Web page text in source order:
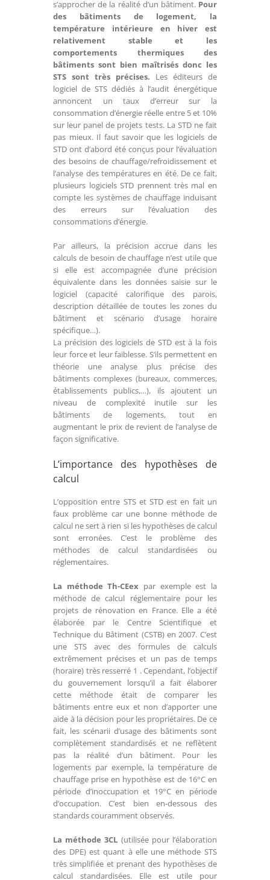
s’approcher de la réalité d’un bâtiment. Pour
des bâtiments de logement, la
température intérieure en hiver est
relativement stable et les
comportements thermiques des
bâtiments sont bien maîtrisés donc les
STS sont très précises. Les éditeurs de
logiciel de STS dédiés à l’audit énergétique
annoncent un taux d’erreur sur la
consommation d’énergie réelle entre 5 et 10%
sur leur panel de projets tests. La STD ne fait
pas mieux. Il faut savoir que les logiciels de
STD ont d’abord été conçus pour l’évaluation
des besoins de chauffage/refroidissement et
l’analyse des températures en été. De ce fait,
plusieurs logiciels STD prennent très mal en
compte les systèmes de chauffage induisant
des erreurs sur l’évaluation des
consommations d’énergie.
Par ailleurs, la précision accrue dans les
calculs de besoin de chauffage n’est utile que
si elle est accompagnée d’une précision
équivalente dans les données saisie sur le
logiciel (capacité calorifique des parois,
description détaillée de toutes les zones du
bâtiment et scénario d’usage horaire
spécifique…).
La précision des logiciels de STD est à la fois
leur force et leur faiblesse. S’ils permettent en
théorie une analyse plus précise des
bâtiments complexes (bureaux, commerces,
établissements publics,…), ils ajoutent un
niveau de complexité inutile sur les
bâtiments de logements, tout en
augmentant le prix de revient de l’analyse de
façon significative.
L’importance des hypothèses de
calcul
L’opposition entre STS et STD est en fait un
faux problème car une bonne méthode de
calcul ne sert à rien si les hypothèses de calcul
sont erronées. C’est le problème des
méthodes de calcul standardisées ou
réglementaires.
La méthode Th-CEex par exemple est la
méthode de calcul réglementaire pour les
projets de rénovation en France. Elle a été
élaborée par le Centre Scientifique et
Technique du Bâtiment (CSTB) en 2007. C’est
une STS avec des formules de calculs
extrêmement précises et un pas de temps
(horaire) très resserré 1 . Cependant, l’objectif
du gouvernement lorsqu’il a fait élaborer
cette méthode était de comparer les
bâtiments entre eux et non d’apporter une
aide à la décision pour les propriétaires. De ce
fait, les scénarii d’usage des bâtiments sont
complètement standardisés et ne reflètent
pas la réalité d’un bâtiment. Pour les
logements par exemple, la température de
chauffage prise en hypothèse est de 16°C en
période d’inoccupation et 19°C en période
d’occupation. C’est bien en-dessous des
standards couramment observés.
La méthode 3CL (utilisée pour l’élaboration
des DPE) est quant à elle une méthode STS
très simplifiée et prenant des hypothèses de
calcul standardisées. Elle est utile pour